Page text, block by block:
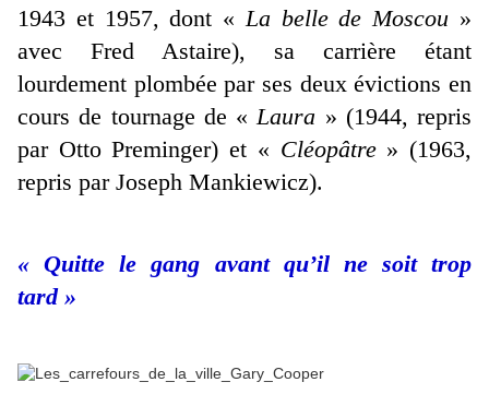
1943 et 1957, dont « La belle de Moscou »
avec Fred Astaire), sa carrière étant
lourdement plombée par ses deux évictions en
cours de tournage de « Laura » (1944, repris
par Otto Preminger) et « Cléopâtre » (1963,
repris par Joseph Mankiewicz).
« Quitte le gang avant qu’il ne soit trop
tard »